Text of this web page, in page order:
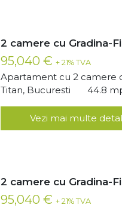
2 camere cu Gradina-
95,040 € + 21% TVA
Apartament cu 2 camere
Titan, Bucuresti
44.8
Vezi mai multe
2 camere cu Gradina-
95,040 € + 21% TVA